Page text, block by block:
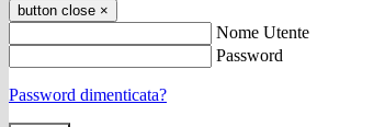
button close ×
Nome Utente
Password
Password dimenticata?